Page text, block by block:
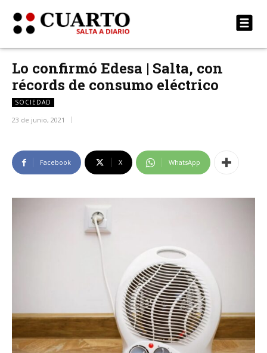
Lo confirmó Edesa | Salta, con
récords de consumo eléctrico
SOCIEDAD
23 de junio, 2021
Facebook X WhatsApp